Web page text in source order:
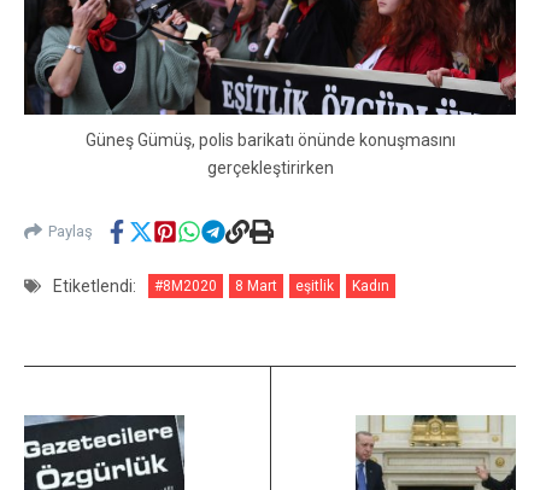
Güneş Gümüş, polis barikatı önünde konuşmasını
gerçekleştirirken
Paylaş
Etiketlendi: #8M2020 8 Mart eşitlik Kadın